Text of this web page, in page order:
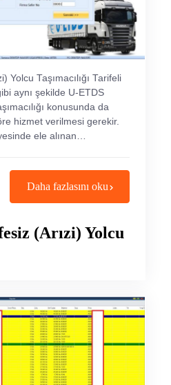
Yolcu Taşımacılığı Tarifeli
aynı şekilde U-ETDS
konusunda da
hizmet verilmesi gerekir.
ele alınan…
Daha fazlasını oku
(Arızi) Yolcu